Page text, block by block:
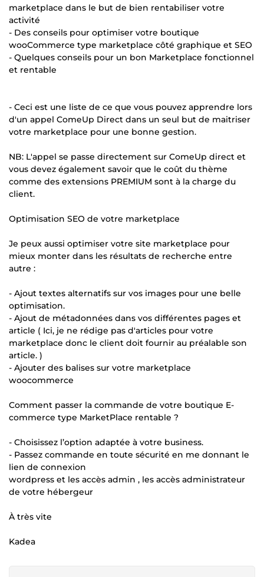
marketplace dans le but de bien rentabiliser votre
activité
- Des conseils pour optimiser votre boutique
wooCommerce type marketplace côté graphique et SEO
- Quelques conseils pour un bon Marketplace fonctionnel
et rentable
- Ceci est une liste de ce que vous pouvez apprendre lors
d'un appel ComeUp Direct dans un seul but de maitriser
votre marketplace pour une bonne gestion.
NB: L'appel se passe directement sur ComeUp direct et
vous devez également savoir que le coût du thème
comme des extensions PREMIUM sont à la charge du
client.
Optimisation SEO de votre marketplace
Je peux aussi optimiser votre site marketplace pour
mieux monter dans les résultats de recherche entre
autre :
- Ajout textes alternatifs sur vos images pour une belle
optimisation.
- Ajout de métadonnées dans vos différentes pages et
article ( Ici, je ne rédige pas d'articles pour votre
marketplace donc le client doit fournir au préalable son
article. )
- Ajouter des balises sur votre marketplace
woocommerce
Comment passer la commande de votre boutique E-
commerce type MarketPlace rentable ?
- Choisissez l’option adaptée à votre business.
- Passez commande en toute sécurité en me donnant le
lien de connexion
wordpress et les accès admin , les accès administrateur
de votre hébergeur
À très vite
Kadea